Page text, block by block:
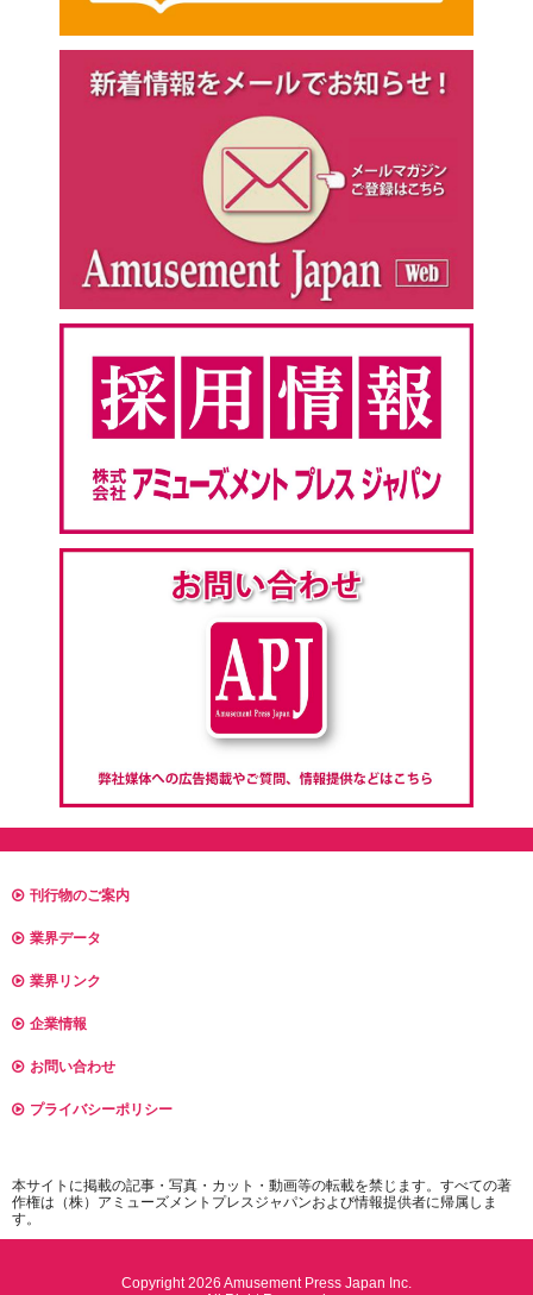
刊行物のご案内
業界データ
業界リンク
企業情報
お問い合わせ
プライバシーポリシー
本サイトに掲載の記事・写真・カット・動画等の転載を禁じます。すべての著
作権は（株）アミューズメントプレスジャパンおよび情報提供者に帰属しま
す。
Copyright 2026 Amusement Press Japan Inc.